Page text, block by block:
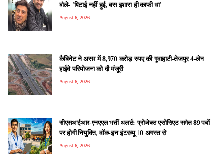
बोले- 'पिटाई नहीं हुई, बस इशारा ही काफी था'
August 6, 2026
कैबिनेट ने असम में 8,970 करोड़ रुपए की गुवाहाटी-तेजपुर 4-लेन
हाईवे परियोजना को दी मंजूरी
August 6, 2026
सीएसआईआर-एनएएल भर्ती अलर्ट: प्रोजेक्ट एसोसिएट समेत 89 पदों
पर होगी नियुक्ति, वॉक-इन इंटरव्यू 10 अगस्त से
August 6, 2026